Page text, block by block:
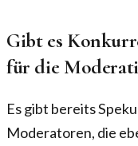
Gibt es
für die
Es gibt bereits
Moderatoren, die